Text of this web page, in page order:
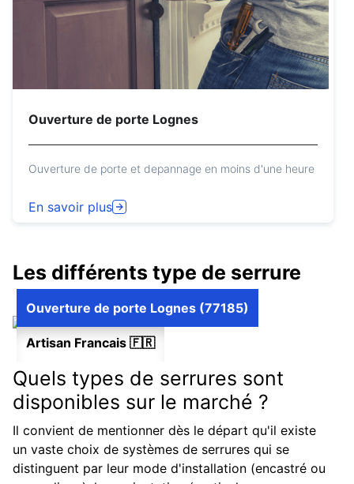
Ouverture de porte Lognes
Ouverture de porte et depannage en moins d'une heure
En savoir plus
Les différents type de serrure
Artisan Francais 🇫🇷
Ouverture de porte Lognes (77185)
Quels types de serrures sont
disponibles sur le marché ?
Il convient de mentionner dès le départ qu'il existe
un vaste choix de systèmes de serrures qui se
distinguent par leur mode d'installation (encastré ou